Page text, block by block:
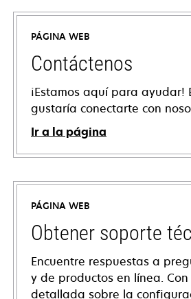
PÁGINA WEB
Contáctenos
¡Estamos aquí para ayudar!
gustaría conectarte con
Ir a la página
PÁGINA WEB
Obtener soporte
Encuentre respuestas a
y de productos en línea.
detallada sobre la